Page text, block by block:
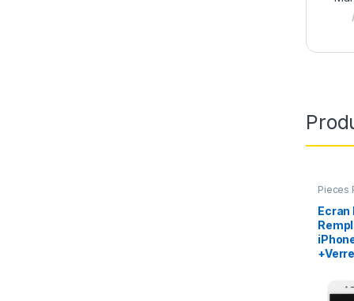
Pieces
Ecran